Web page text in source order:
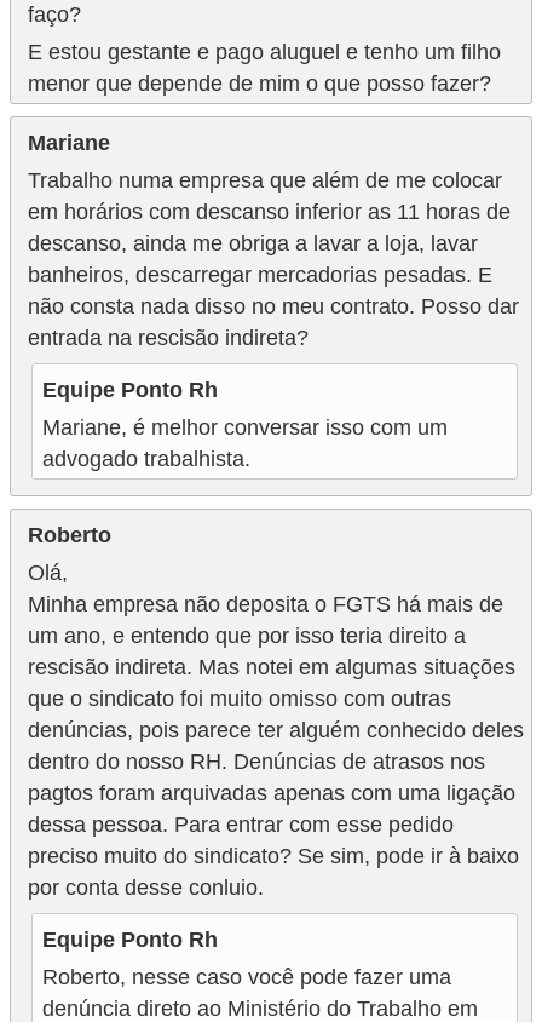
faço?
E estou gestante e pago aluguel e tenho um filho
menor que depende de mim o que posso fazer?
Mariane
Trabalho numa empresa que além de me colocar
em horários com descanso inferior as 11 horas de
descanso, ainda me obriga a lavar a loja, lavar
banheiros, descarregar mercadorias pesadas. E
não consta nada disso no meu contrato. Posso dar
entrada na rescisão indireta?
Equipe Ponto Rh
Mariane, é melhor conversar isso com um
advogado trabalhista.
Roberto
Olá,
Minha empresa não deposita o FGTS há mais de
um ano, e entendo que por isso teria direito a
rescisão indireta. Mas notei em algumas situações
que o sindicato foi muito omisso com outras
denúncias, pois parece ter alguém conhecido deles
dentro do nosso RH. Denúncias de atrasos nos
pagtos foram arquivadas apenas com uma ligação
dessa pessoa. Para entrar com esse pedido
preciso muito do sindicato? Se sim, pode ir à baixo
por conta desse conluio.
Equipe Ponto Rh
Roberto, nesse caso você pode fazer uma
denúncia direto ao Ministério do Trabalho em